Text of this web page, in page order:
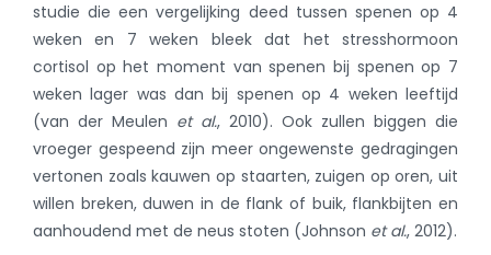
studie die een vergelijking deed tussen spenen op 4
weken en 7 weken bleek dat het stresshormoon
cortisol op het moment van spenen bij spenen op 7
weken lager was dan bij spenen op 4 weken leeftijd
(van der Meulen et al., 2010). Ook zullen biggen die
vroeger gespeend zijn meer ongewenste gedragingen
vertonen zoals kauwen op staarten, zuigen op oren, uit
willen breken, duwen in de flank of buik, flankbijten en
aanhoudend met de neus stoten (Johnson et al., 2012).